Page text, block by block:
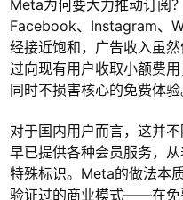
Meta为何要大力推动订阅
Facebook、Instagram、
经接近饱和，广告收入虽
过向现有用户收取小额费
同时不损害核心的免费体验
对于国内用户而言，这并
早已提供各种会员服务，
特殊标识。Meta的做法本
验证过的商业模式——在免